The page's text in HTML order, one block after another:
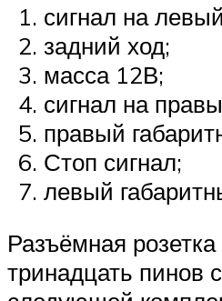
сигнал на
задний ход;
масса 12В;
сигнал на
правый
Стоп сигнал;
левый
Разъёмная
тринадцать пинов